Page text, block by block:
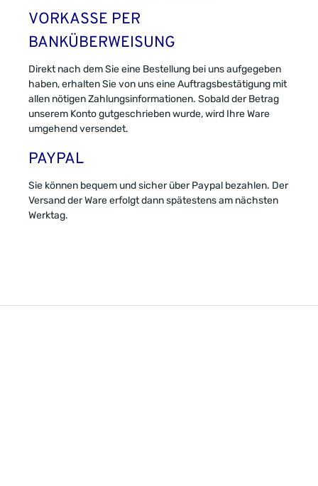
VORKASSE PER
BANKÜBERWEISUNG
Direkt nach dem Sie eine Bestellung bei uns aufgegeben
haben, erhalten Sie von uns eine Auftragsbestätigung mit
allen nötigen Zahlungsinformationen. Sobald der Betrag
unserem Konto gutgeschrieben wurde, wird Ihre Ware
umgehend versendet.
PAYPAL
Sie können bequem und sicher über Paypal bezahlen. Der
Versand der Ware erfolgt dann spätestens am nächsten
Werktag.